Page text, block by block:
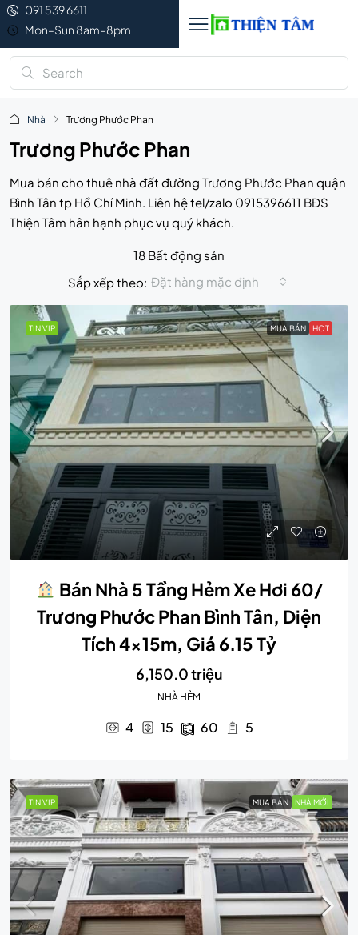
091 539 6611
Mon–Sun 8am–8pm
Nhà Trương Phước Phan
Trương Phước Phan
Mua bán cho thuê nhà đất đường Trương Phước Phan quận
Bình Tân tp Hồ Chí Minh. Liên hệ tel/zalo 0915396611 BĐS
Thiện Tâm hân hạnh phục vụ quý khách.
18 Bất động sản
Sắp xếp theo: Đặt hàng mặc định
TIN VIP MUA BÁN HOT
Bán Nhà 5 Tầng Hẻm Xe Hơi 60/
Trương Phước Phan Bình Tân, Diện
Tích 4x15m, Giá 6.15 Tỷ
6,150.0 triệu
NHÀ HẺM
4 15 60 5
TIN VIP MUA BÁN NHÀ MỚI